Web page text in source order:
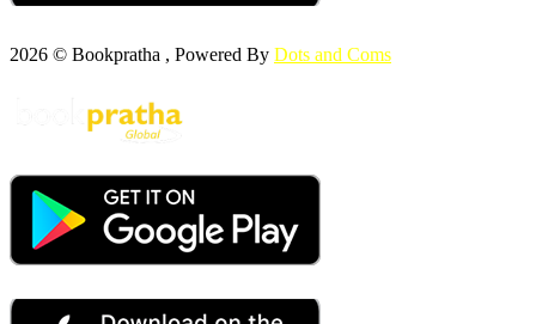
2026 © Bookpratha , Powered By Dots and Coms